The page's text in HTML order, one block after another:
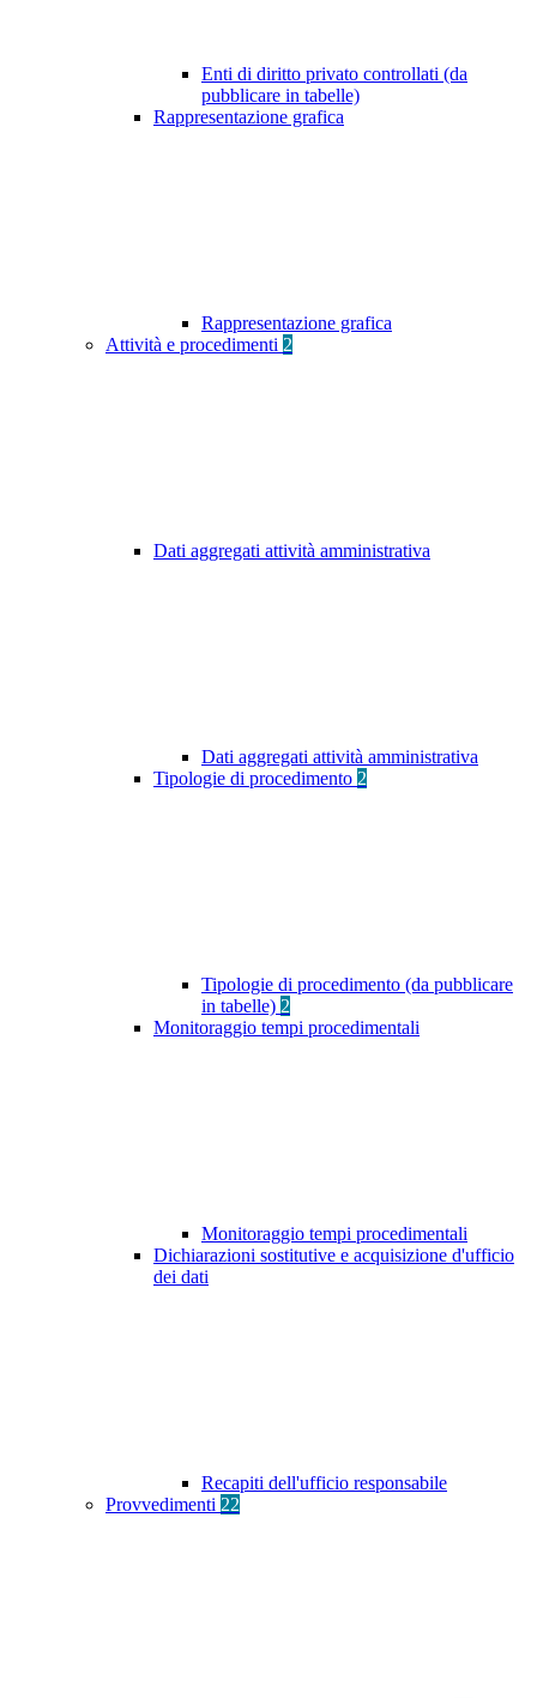
Enti di diritto privato controllati (da
pubblicare in tabelle)
Rappresentazione grafica
Rappresentazione grafica
Attività e procedimenti 2
Dati aggregati attività amministrativa
Dati aggregati attività amministrativa
Tipologie di procedimento 2
Tipologie di procedimento (da pubblicare
in tabelle) 2
Monitoraggio tempi procedimentali
Monitoraggio tempi procedimentali
Dichiarazioni sostitutive e acquisizione d'ufficio
dei dati
Recapiti dell'ufficio responsabile
Provvedimenti 22